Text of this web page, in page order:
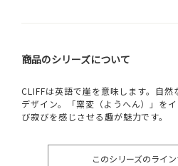
商品のシリーズについて
CLIFFは英語で崖を意味します。自
デザイン。「窯変（ようへん）」を
び寂びを感じさせる趣が魅力です。
このシリーズのライ